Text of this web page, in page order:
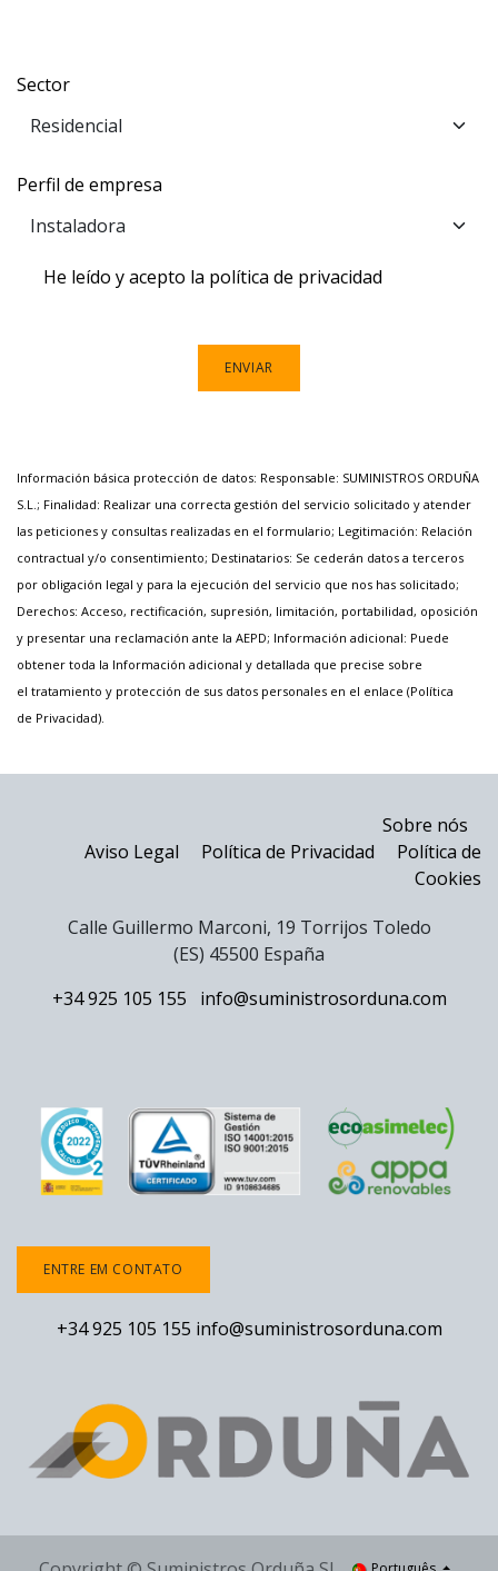
Sector
Perfil de empresa
He leído y acepto la política de privacidad
ENVIAR
Información básica protección de datos: Responsable: SUMINISTROS ORDUÑA
S.L.; Finalidad: Realizar una correcta gestión del servicio solicitado y atender
las peticiones y consultas realizadas en el formulario; Legitimación: Relación
contractual y/o consentimiento; Destinatarios: Se cederán datos a terceros
por obligación legal y para la ejecución del servicio que nos has solicitado;
Derechos: Acceso, rectificación, supresión, limitación, portabilidad, oposición
y presentar una reclamación ante la AEPD; Información adicional: Puede
obtener toda la Información adicional y detallada que precise sobre
el tratamiento y protección de sus datos personales en el enlace (Política
de Privacidad).
Sobre nós
Aviso Legal
Política de Privacidad
Política de
Cookies
Calle Guillermo Marconi, 19 Torrijos Toledo
(ES) 45500 España
+34 925 105 155
info@suministrosorduna.com
ENTRE EM CONTATO
+34 925 105 155 info@suministrosorduna.com